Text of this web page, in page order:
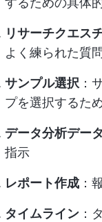
リサーチクエス
よく練られた質
サンプル選択：
プを選択するた
データ分析デー
指示
レポート作成 ：
タイムライン ：